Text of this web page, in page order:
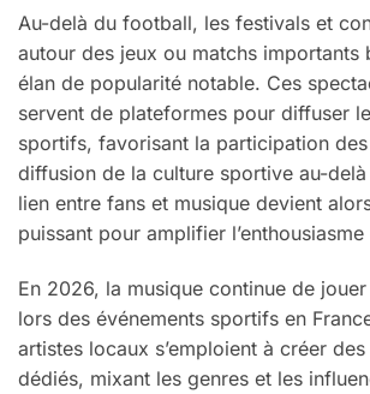
Au-delà du football, les festivals et
autour des jeux ou matchs importants
élan de popularité notable. Ces
servent de plateformes pour diffuser
sportifs, favorisant la participation
diffusion de la culture sportive au-
lien entre fans et musique devient
puissant pour amplifier
En 2026, la musique continue de
lors des événements sportifs en
artistes locaux s’emploient à créer
dédiés, mixant les genres et les